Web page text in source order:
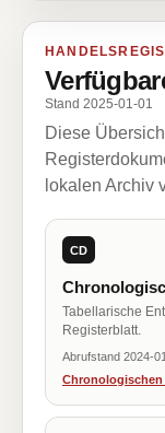
Stand 2025-01-01
Diese
lokalen Archiv
CD
Tabellarische
Registerblatt.
Abrufstand 2024-
Chronologischen